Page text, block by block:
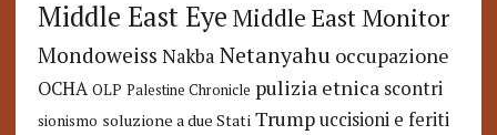
Middle East Eye Middle East Monitor
Mondoweiss Nakba Netanyahu occupazione
OCHA OLP Palestine Chronicle pulizia etnica scontri
sionismo soluzione a due Stati Trump uccisioni e feriti